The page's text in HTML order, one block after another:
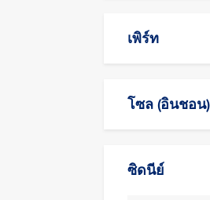
เพิร์ท
โซล (อินชอน)
ซิดนีย์